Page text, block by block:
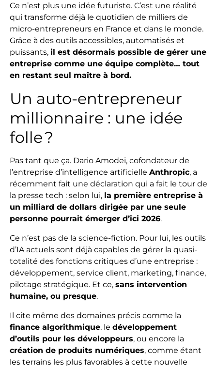
Ce n’est plus une idée futuriste. C’est une réalité
qui transforme déjà le quotidien de milliers de
micro-entrepreneurs en France et dans le monde.
Grâce à des outils accessibles, automatisés et
puissants, il est désormais possible de gérer une
entreprise comme une équipe complète… tout
en restant seul maître à bord.
Un auto-entrepreneur
millionnaire : une idée
folle ?
Pas tant que ça. Dario Amodei, cofondateur de
l’entreprise d’intelligence artificielle Anthropic, a
récemment fait une déclaration qui a fait le tour de
la presse tech : selon lui, la première entreprise à
un milliard de dollars dirigée par une seule
personne pourrait émerger d’ici 2026.
Ce n’est pas de la science-fiction. Pour lui, les outils
d’IA actuels sont déjà capables de gérer la quasi-
totalité des fonctions critiques d’une entreprise :
développement, service client, marketing, finance,
pilotage stratégique. Et ce, sans intervention
humaine, ou presque.
Il cite même des domaines précis comme la
finance algorithmique, le développement
d’outils pour les développeurs, ou encore la
création de produits numériques, comme étant
les terrains les plus favorables à cette nouvelle